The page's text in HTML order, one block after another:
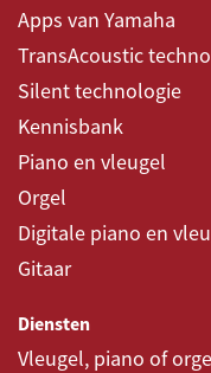
Apps van Yamaha
TransAcoustic
Silent technologie
Kennisbank
Piano en vleugel
Orgel
Digitale piano en
Gitaar
Diensten
Vleugel, piano of